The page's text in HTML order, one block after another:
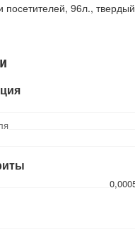
посетителей, 96л.,